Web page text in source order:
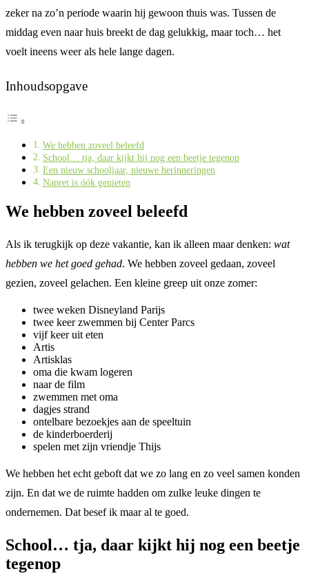
zeker na zo’n periode waarin hij gewoon thuis was. Tussen de
middag even naar huis breekt de dag gelukkig, maar toch… het
voelt ineens weer als hele lange dagen.
Inhoudsopgave
We hebben zoveel beleefd
School… tja, daar kijkt hij nog een beetje tegenop
Een nieuw schooljaar, nieuwe herinneringen
Napret is óók genieten
We hebben zoveel beleefd
Als ik terugkijk op deze vakantie, kan ik alleen maar denken: wat
hebben we het goed gehad. We hebben zoveel gedaan, zoveel
gezien, zoveel gelachen. Een kleine greep uit onze zomer:
twee weken Disneyland Parijs
twee keer zwemmen bij Center Parcs
vijf keer uit eten
Artis
Artisklas
oma die kwam logeren
naar de film
zwemmen met oma
dagjes strand
ontelbare bezoekjes aan de speeltuin
de kinderboerderij
spelen met zijn vriendje Thijs
We hebben het echt geboft dat we zo lang en zo veel samen konden
zijn. En dat we de ruimte hadden om zulke leuke dingen te
ondernemen. Dat besef ik maar al te goed.
School… tja, daar kijkt hij nog een beetje
tegenop